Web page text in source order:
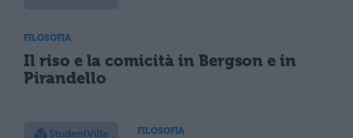
FILOSOFIA
Il riso e la comicità in Bergson e in
Pirandello
FILOSOFIA